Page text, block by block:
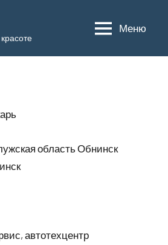
Меню
область Обнинск
автотехцентр